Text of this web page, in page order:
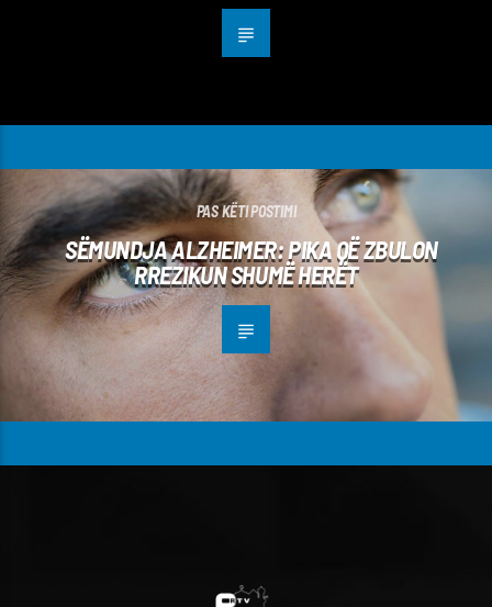
PAS KËTI POSTIMI
SËMUNDJA ALZHEIMER: PIKA QË ZBULON
RREZIKUN SHUMË HERËT